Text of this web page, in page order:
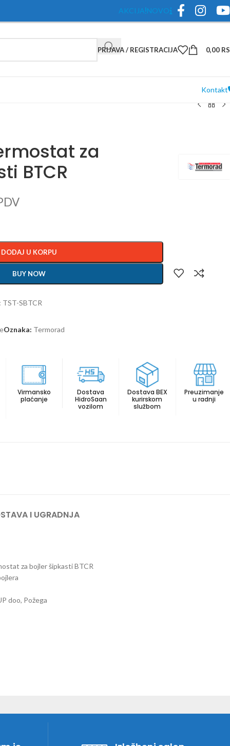
AKCIJA NOVO
PRIJAVA / REGISTRACIJA 0,00
Kontakt
za
BTCR
DODAJ U KORPU
BUY NOW
SBTCR
Oznaka: Termorad
Virmansko
plaćanje
Dostava
HidroSaan
vozilom
Dostava BEX
kurirskom
službom
Preuzimanje
u radnji
I UGRADNJA
za bojler šipkasti BTCR
doo, Požega